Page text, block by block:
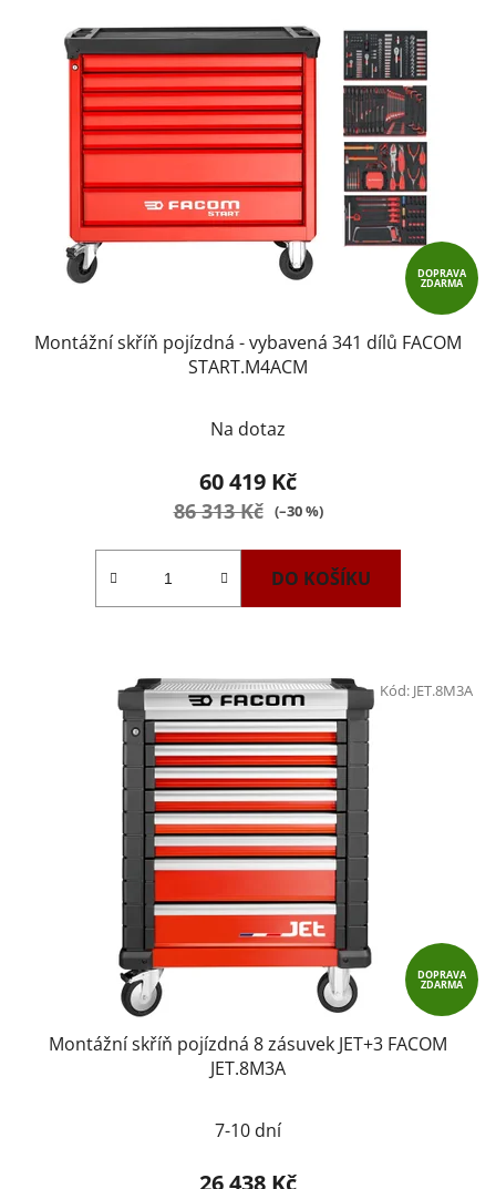
DOPRAVA
ZDARMA
Montážní skříň pojízdná - vybavená 341 dílů FACOM
START.M4ACM
Na dotaz
60 419 Kč
86 313 Kč (–30 %)
DO KOŠÍKU
DOPRAVA
ZDARMA
Montážní skříň pojízdná 8 zásuvek JET+3 FACOM
JET.8M3A
7-10 dní
26 438 Kč
Kód: JET.8M3A